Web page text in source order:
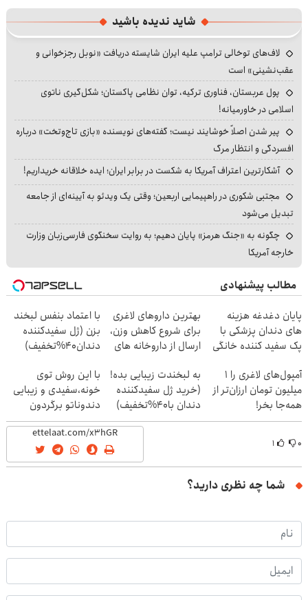
شاید ندیده باشید
لاف‌های توخالی ترامپ علیه ایران شایسته دریافت «نوبل رجزخوانی و
عقب‌نشینی» است
پول عربستان، فناوری ترکیه، توان نظامی پاکستان؛ شکل‌گیری ناتوی
اسلامی در خاورمیانه!
پیر شدن اصلاً خوشایند نیست؛ گفته‌های نویسنده «بازی تاج‌وتخت» درباره
افسردگی و انتظار مرگ
آشکارترین اعتراف آمریکا به شکست در برابر ایران؛ ایده خلاقانه خریداریم!
مجتبی شکوری در راهپیمایی اربعین؛ وقتی یک ویدئو به آیینه‌ای از جامعه
تبدیل می‌شود
چگونه به «جنگ هرمز» پایان دهیم؛ به روایت سخنگوی فارسی‌زبان وزارت
خارجه آمریکا
مطالب پیشنهادی
پایان دغدغه هزینه
های دندان پزشکی با
پک سفید کننده خانگی
بهترین داروهای لاغری
برای شروع کاهش وزن،
ارسال از داروخانه های
با اعتماد بنفس لبخند
بزن (ژل سفیدکننده
دندان40%تخفیف)
آمپول‌های لاغری را ۱
میلیون تومان ارزان‌تر از
همه‌جا بخر!
به لبخندت زیبایی بده!
(خرید ژل سفیدکننده
دندان با40%تخفیف)
با این روش توی
خونه،سفیدی و زیبایی
دندوناتو برگردون
(40%off)
۰ ۱
شما چه نظری دارید؟